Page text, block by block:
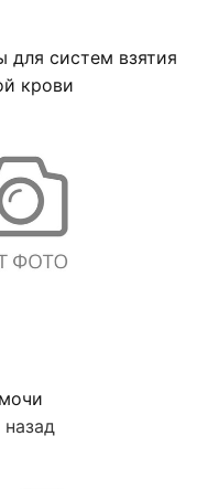
для систем взятия
крови
назад